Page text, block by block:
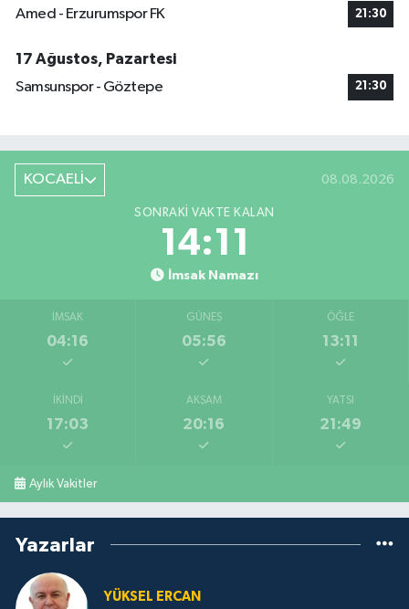
Amed - Erzurumspor FK 21:30
17 Ağustos, Pazartesi
Samsunspor - Göztepe
21:30
KOCAELİ 08.08.2026
SONRAKI VAKTE KALAN
14:11
İmsak Namazı
İMSAK
04:16
GÜNEŞ
05:56
ÖĞLE
13:11
İKINDI
17:03
AKŞAM
20:16
YATSI
21:49
Aylık Vakitler
Yazarlar
YÜKSEL ERCAN